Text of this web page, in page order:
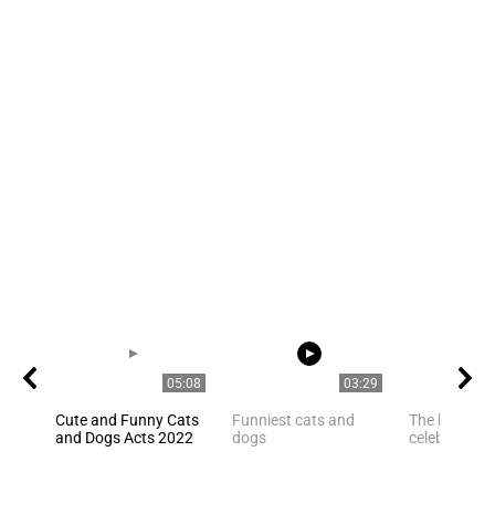
05:08
Cute and Funny Cats
and Dogs Acts 2022
03:29
Funniest cats and
dogs
The best
celebrities